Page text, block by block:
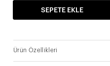
SEPETE EKLE
Ürün Özellikleri